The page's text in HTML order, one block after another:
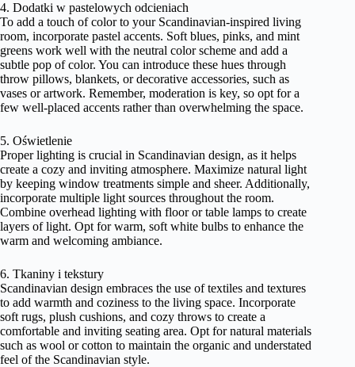
4. Dodatki w pastelowych odcieniach
To add a touch of color to your Scandinavian-inspired living
room, incorporate pastel accents. Soft blues, pinks, and mint
greens work well with the neutral color scheme and add a
subtle pop of color. You can introduce these hues through
throw pillows, blankets, or decorative accessories, such as
vases or artwork. Remember, moderation is key, so opt for a
few well-placed accents rather than overwhelming the space.
5. Oświetlenie
Proper lighting is crucial in Scandinavian design, as it helps
create a cozy and inviting atmosphere. Maximize natural light
by keeping window treatments simple and sheer. Additionally,
incorporate multiple light sources throughout the room.
Combine overhead lighting with floor or table lamps to create
layers of light. Opt for warm, soft white bulbs to enhance the
warm and welcoming ambiance.
6. Tkaniny i tekstury
Scandinavian design embraces the use of textiles and textures
to add warmth and coziness to the living space. Incorporate
soft rugs, plush cushions, and cozy throws to create a
comfortable and inviting seating area. Opt for natural materials
such as wool or cotton to maintain the organic and understated
feel of the Scandinavian style.